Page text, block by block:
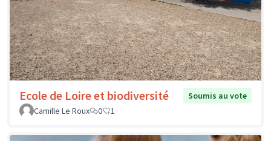
Ecole de Loire et biodiversité
Soumis au vote
Camille Le Roux
0 1